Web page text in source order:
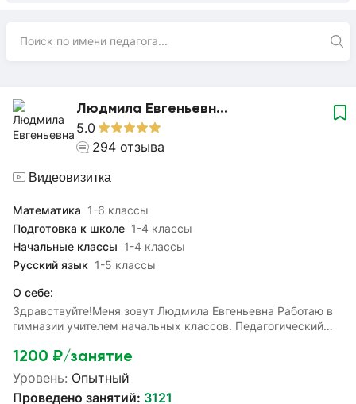
Людмила Евгеньевн...
5.0
294 отзыва
Видеовизитка
Математика 1-6 классы
Подготовка к школе 1-4 классы
Начальные классы 1-4 классы
Русский язык 1-5 классы
1200 ₽/занятие
Уровень: Опытный
Проведено занятий: 3121
О себе:
Здравствуйте!Меня зовут Людмила Евгеньевна Работаю в
гимназии учителем начальных классов. Педагогический
категорию.С удовольствием помогу вашим детям освоить
материал начальной школы подготовиться к олимпиадам,
контрольным работам, к школе, восполнить пробелы в
знаниях и разобрать непонятные темы.Чтобы сдать ВПР по